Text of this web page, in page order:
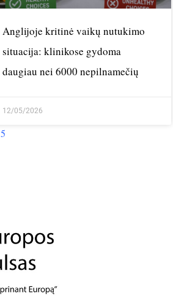
Anglijoje kritinė vaikų nutukimo
situacija: klinikose gydoma
daugiau nei 6000 nepilnamečių
12/05/2026
5